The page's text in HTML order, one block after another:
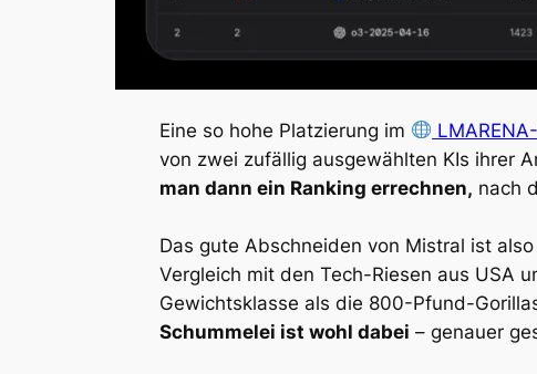
Eine so hohe Platzierung im
von zwei zufällig ausgewählten KIs ihrer
man dann ein Ranking errechnen, nach
Das gute Abschneiden von Mistral ist also
Vergleich mit den Tech-Riesen aus USA
Gewichtsklasse als die 800-Pfund-
Schummelei ist wohl dabei – genauer